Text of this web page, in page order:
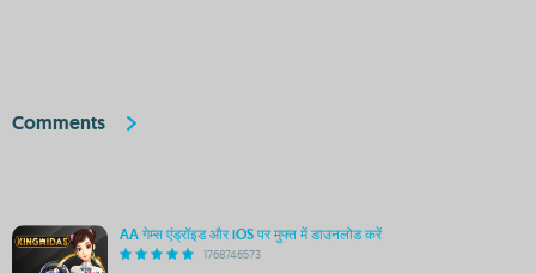
Comments
AA गेम्स एंड्रॉइड और iOS पर मुफ्त में डाउनलोड करें
1768746573